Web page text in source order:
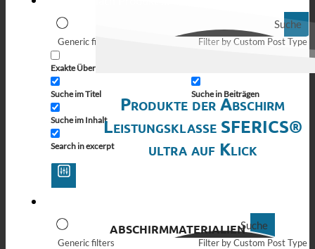
Suche
Generic filters
Exakte Übereinstimmung
Suche im Titel
Suche im Inhalt
Search in excerpt
Filter by Custom Post Type
Suche in Beiträgen
Suche
Generic filters Filter by Custom Post Type
Produkte der Abschirm
Leistungsklasse SFERICS®
ultra auf Klick
ABSCHIRMMATERIALIEN